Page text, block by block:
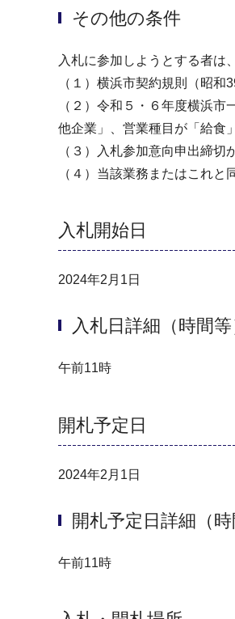
その他の条件
入札に参加しようとする者は
（１）横浜市契約規則（昭
（２）令和５・６年度横浜
他企業」、営業種目が「給食
（３）入札参加意向申出締
（４）当該業務またはこれと
入札開始日
2024年2月1日
入札日詳細（時間等
午前11時
開札予定日
2024年2月1日
開札予定日詳細（時
午前11時